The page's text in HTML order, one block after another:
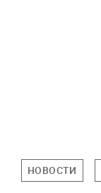
НОВОСТИ